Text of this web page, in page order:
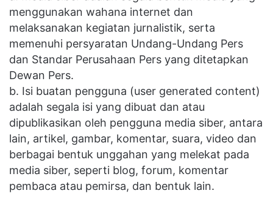
menggunakan wahana internet dan
melaksanakan kegiatan jurnalistik, serta
memenuhi persyaratan Undang-Undang Pers
dan Standar Perusahaan Pers yang ditetapkan
Dewan Pers.
b. Isi buatan pengguna (user generated content)
adalah segala isi yang dibuat dan atau
dipublikasikan oleh pengguna media siber, antara
lain, artikel, gambar, komentar, suara, video dan
berbagai bentuk unggahan yang melekat pada
media siber, seperti blog, forum, komentar
pembaca atau pemirsa, dan bentuk lain.